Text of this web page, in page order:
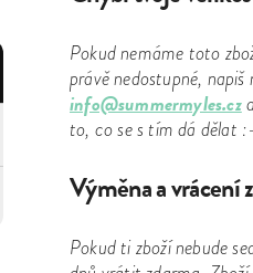
Pokud nemáme toto
právě nedostupné, napiš
info@summermyles.cz
to, co se s tím dá dělat
Výměna a vrácení
Pokud ti zboží nebude